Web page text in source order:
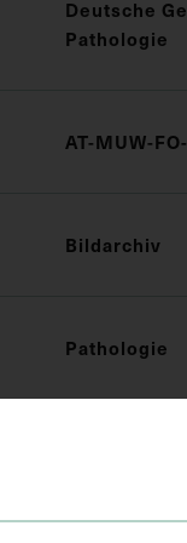
Deutsche
Pathologie
AT-MUW-
Bildarchiv
Pathologie